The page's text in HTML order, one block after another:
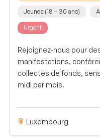
Jeunes (18 – 30 ans)
Urgent
Rejoignez-nous pour
manifestations,
collectes de fonds,
midi par mois.
Luxembourg